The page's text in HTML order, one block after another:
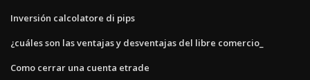
Inversión calcolatore di pips
¿cuáles son las ventajas y desventajas del libre comercio_
Como cerrar una cuenta etrade